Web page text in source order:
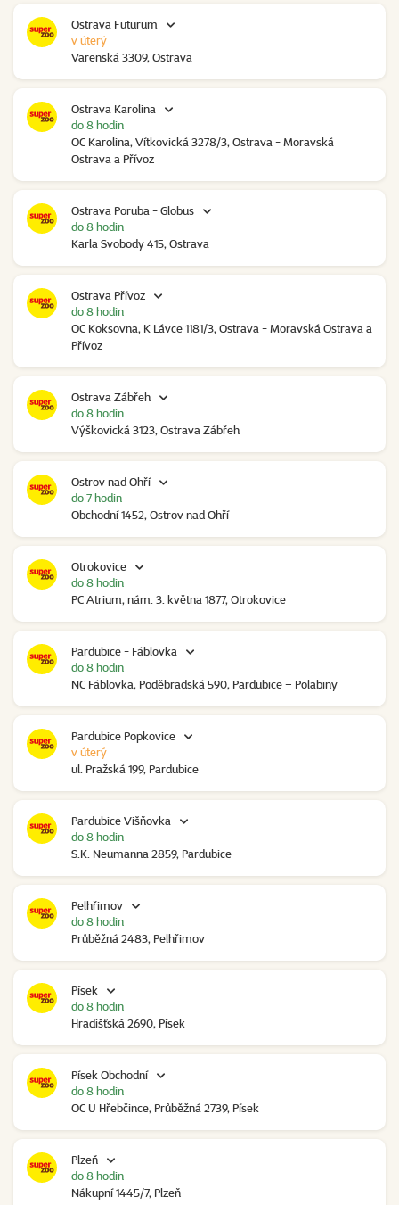
Ostrava Futurum
Varenská 3309, Ostrava
v úterý
Ostrava Karolina
OC Karolina, Vítkovická 3278/3, Ostrava - Moravská
Ostrava a Přívoz
do 8 hodin
Ostrava Poruba - Globus
Karla Svobody 415, Ostrava
do 8 hodin
Ostrava Přívoz
OC Koksovna, K Lávce 1181/3, Ostrava - Moravská Ostrava a
Přívoz
do 8 hodin
Ostrava Zábřeh
Výškovická 3123, Ostrava Zábřeh
do 8 hodin
Ostrov nad Ohří
Obchodní 1452, Ostrov nad Ohří
do 7 hodin
Otrokovice
PC Atrium, nám. 3. května 1877, Otrokovice
do 8 hodin
Pardubice - Fáblovka
NC Fáblovka, Poděbradská 590, Pardubice – Polabiny
do 8 hodin
Pardubice Popkovice
ul. Pražská 199, Pardubice
v úterý
Pardubice Višňovka
S.K. Neumanna 2859, Pardubice
do 8 hodin
Pelhřimov
Průběžná 2483, Pelhřimov
do 8 hodin
Písek
Hradišťská 2690, Písek
do 8 hodin
Písek Obchodní
OC U Hřebčince, Průběžná 2739, Písek
do 8 hodin
Plzeň
Nákupní 1445/7, Plzeň
do 8 hodin